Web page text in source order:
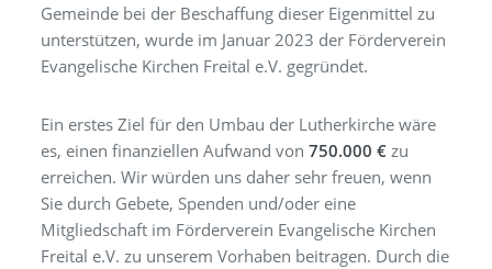
Gemeinde bei der Beschaffung dieser Eigenmittel zu
unterstützen, wurde im Januar 2023 der Förderverein
Evangelische Kirchen Freital e.V. gegründet.
Ein erstes Ziel für den Umbau der Lutherkirche wäre
es, einen finanziellen Aufwand von 750.000 €zu
erreichen. Wir würden uns daher sehr freuen, wenn
Sie durch Gebete, Spenden und/oder eine
Mitgliedschaft im Förderverein Evangelische Kirchen
Freital e.V. zu unserem Vorhaben beitragen. Durch die